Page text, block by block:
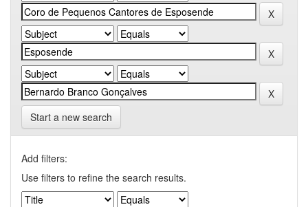
Start a new search
Add filters:
Use filters to refine the search results.